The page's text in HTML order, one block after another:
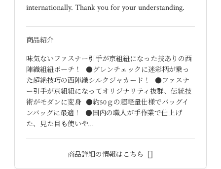
internationally. Thank you for your understanding.
商品紹介
味気ないファスナー引手が京組紐になった技ありの西
陣織組紐ポーチ！ ●グレンチェックに迷彩柄が乗っ
た超絶技巧の西陣織シルクジャカード！ ●ファスナ
ー引手が京組紐になってオリジナリティ抜群、伝統技
術がモダンに変身 ●約50ｇの超軽量仕様でバッグイ
ンバッグに最適！ ●国内の職人が手作業で仕上げ
た、見た目も使いや…
商品詳細の情報はこちら